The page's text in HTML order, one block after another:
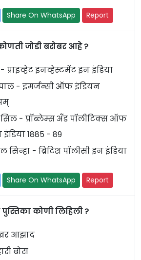
Share On WhatsApp Report
जोडी बरोबर आहे ?
प्राइव्हेट इनव्हेस्टमेंट इन इंडिया
- इमर्जन्सी ऑफ इंडियन
- प्रॉब्लेम्स अँड पॉलीटिक्स ऑफ
इंडिया 1885 - 89
सिन्हा - ब्रिटिश पॉलीसी इन इंडिया
Share On WhatsApp Report
कोणी लिहिली ?
आझाद
बोस